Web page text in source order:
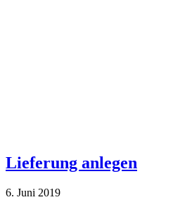
Lieferung anlegen
6. Juni 2019